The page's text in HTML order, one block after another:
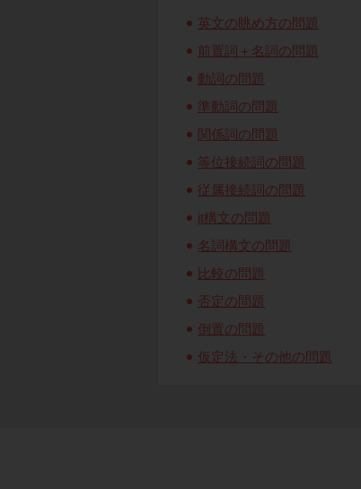
英文の眺め方の問題
前置詞＋名詞の問題
動詞の問題
準動詞の問題
関係詞の問題
等位接続詞の問題
従属接続詞の問題
it構文の問題
名詞構文の問題
比較の問題
否定の問題
倒置の問題
仮定法・その他の問題